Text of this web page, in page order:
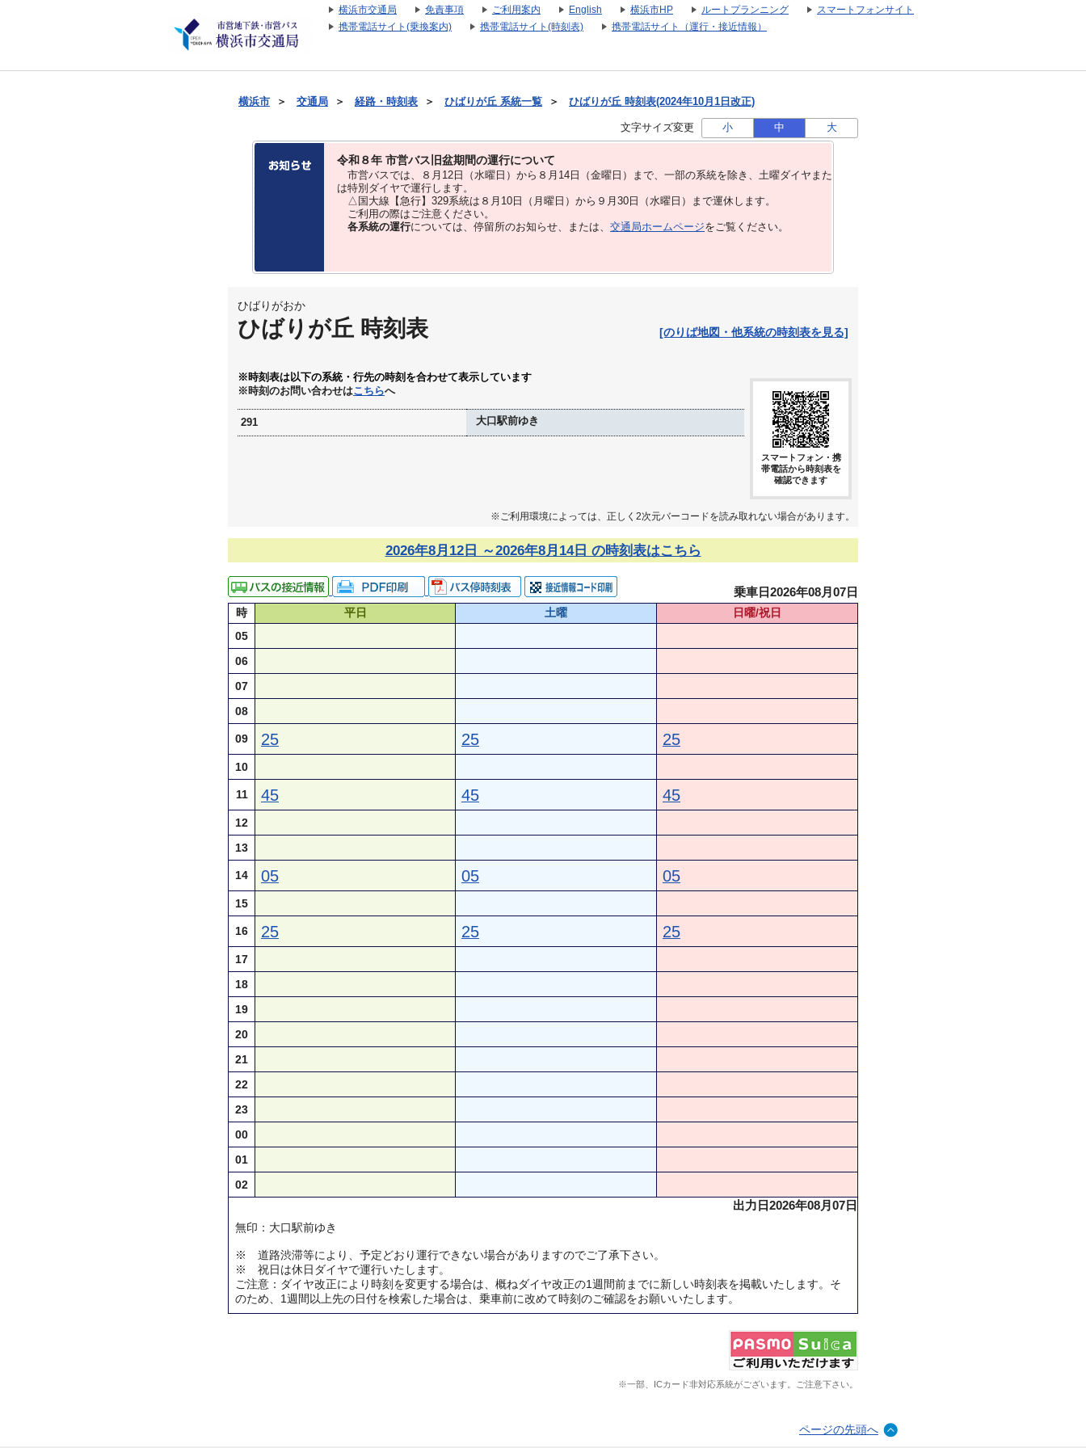
横浜市交通局 免責事項 ご利用案内 English 横浜市HP ルートプランニング
スマートフォンサイト
携帯電話サイト(乗換案内)
携帯電話サイト(時刻表) 携帯電話サイト（運行・接近情報）
横浜市 ＞ 交通局 ＞ 経路・時刻表 ＞ ひばりが丘 系統一覧 ＞ ひばりが丘 時刻表(2024年10月1日改正)
文字サイズ変更 小 中 大
令和８年 市営バス旧盆期間の運行について
市営バスでは、８⽉12⽇（水曜日）から８⽉14⽇（金曜日）まで、⼀部の系統を除き、⼟曜ダイヤまた
は特別ダイヤで運⾏します。
△国大線【急行】329系統は８月10日（月曜日）から９月30日（水曜日）まで運休します。
ご利用の際はご注意ください。
各系統の運行については、停留所のお知らせ、または、 交通局ホームページをご覧ください。
ひばりがおか
ひばりが丘 時刻表 [のりば地図・他系統の時刻表を見る]
※時刻表は以下の系統・行先の時刻を合わせて表示しています
※時刻のお問い合わせはこちらへ
291 大口駅前ゆき
スマートフォン・携
帯電話から時刻表を
確認できます
※ご利用環境によっては、正しく2次元バーコードを読み取れない場合があります。
2026年8月12日 ～2026年8月14日 の時刻表はこちら
乗車日2026年08月07日
時 平日 土曜
日曜/祝日
05
06
07
08
09 25 25 25
10
11 45 45 45
12
13
14 05 05 05
15
16 25 25 25
17
18
19
20
21
22
23
00
01
02
出力日2026年08月07日
無印：大口駅前ゆき
※ 道路渋滞等により、予定どおり運行できない場合がありますのでご了承下さい。
※ 祝日は休日ダイヤで運行いたします。
ご注意：ダイヤ改正により時刻を変更する場合は、概ねダイヤ改正の1週間前までに新しい時刻表を掲載いたします。そ
のため、1週間以上先の日付を検索した場合は、乗車前に改めて時刻のご確認をお願いいたします。
※一部、ICカード非対応系統がございます。ご注意下さい。
ページの先頭へ